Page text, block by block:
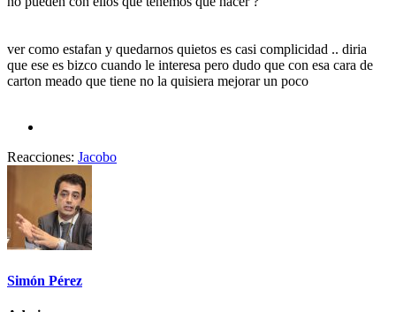
ver como estafan y quedarnos quietos es casi complicidad .. diria
que ese es bizco cuando le interesa pero dudo que con esa cara de
carton meado que tiene no la quisiera mejorar un poco
Reacciones: Jacobo
Simón Pérez